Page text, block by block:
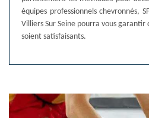
équipes professionnels chevronnés,
Villiers Sur Seine pourra vous
soient satisfaisants.